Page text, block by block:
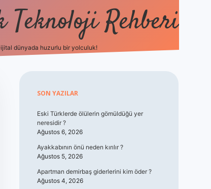
Teknoloji Rehberi
dünyada huzurlu bir yolculuk!
Sidebar
SON YAZILAR
Eski Türklerde ölülerin gömüldüğü yer
neresidir ?
Ağustos 6, 2026
Ayakkabının önü neden kırılır ?
Ağustos 5, 2026
Apartman demirbaş giderlerini kim öder ?
Ağustos 4, 2026